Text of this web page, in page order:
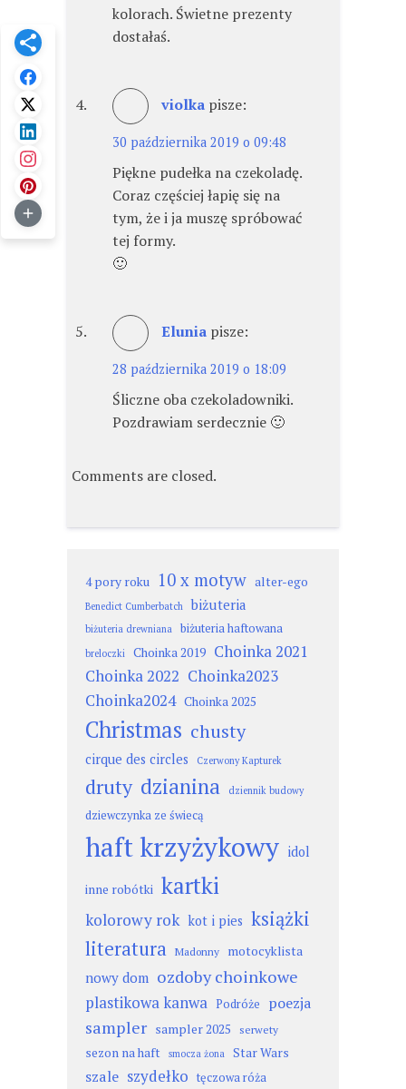
kolorach. Świetne prezenty
dostałaś.
violka pisze:
30 października 2019 o 09:48
Piękne pudełka na czekoladę.
Coraz częściej łapię się na
tym, że i ja muszę spróbować
tej formy.
🙂
Elunia pisze:
28 października 2019 o 18:09
Śliczne oba czekoladowniki.
Pozdrawiam serdecznie 🙂
Comments are closed.
4 pory roku 10 x motyw alter-ego
Benedict Cumberbatch biżuteria
biżuteria drewniana biżuteria haftowana
breloczki Choinka 2019 Choinka 2021
Choinka 2022 Choinka2023
Choinka2024 Choinka 2025
Christmas chusty
cirque des circles Czerwony Kapturek
druty dzianina dziennik budowy
dziewczynka ze świecą
haft krzyżykowy idol
inne robótki kartki
kolorowy rok kot i pies książki
literatura Madonny motocyklista
nowy dom ozdoby choinkowe
plastikowa kanwa Podróże poezja
sampler sampler 2025 serwety
sezon na haft smocza żona Star Wars
szale szydełko tęczowa róża